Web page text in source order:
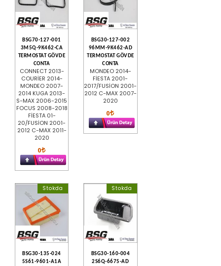
BSG70-127-001
3M5Q-9K462-CA
TERMOSTAT GÖVDE
CONTA
CONNECT 2013-
COURİER 2014-
MONDEO 2007-
2014 KUGA 2013-
S-MAX 2006-2015
FOCUS 2008-2018
FİESTA 01-
20/FUSİON 2001-
2012 C-MAX 2011-
2020
0
BSG30-127-002
96MM-9K462-AD
TERMOSTAT GÖVDE
CONTA
MONDEO 2014-
FİESTA 2001-
2017/FUSİON 2001-
2012 C-MAX 2007-
2020
0
Stokda
BSG30-135-024
5S61-9601-A1A
Stokda
BSG30-160-004
2S6Q-6675-AD